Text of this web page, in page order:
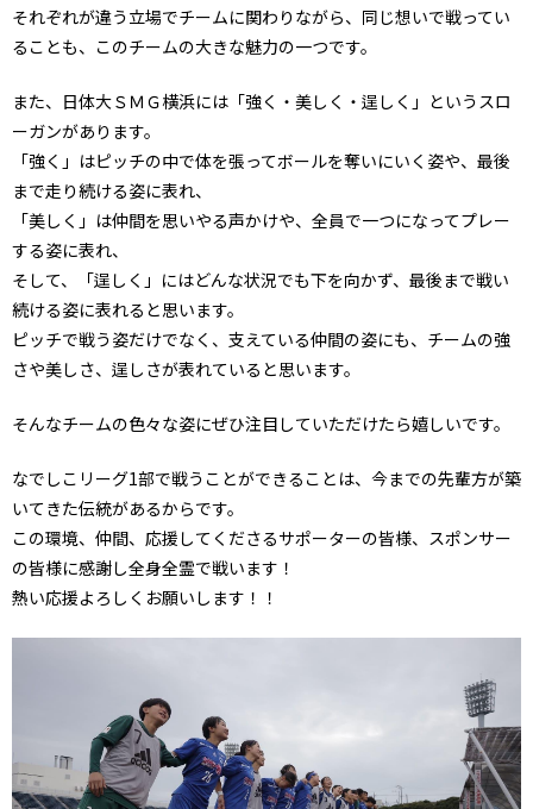
それぞれが違う立場でチームに関わりながら、同じ想いで戦ってい
ることも、このチームの大きな魅力の一つです。
また、日体大ＳＭＧ横浜には「強く・美しく・逞しく」というスロ
ーガンがあります。
「強く」はピッチの中で体を張ってボールを奪いにいく姿や、最後
まで走り続ける姿に表れ、
「美しく」は仲間を思いやる声かけや、全員で一つになってプレー
する姿に表れ、
そして、「逞しく」にはどんな状況でも下を向かず、最後まで戦い
続ける姿に表れると思います。
ピッチで戦う姿だけでなく、支えている仲間の姿にも、チームの強
さや美しさ、逞しさが表れていると思います。
そんなチームの色々な姿にぜひ注目していただけたら嬉しいです。
なでしこリーグ1部で戦うことができることは、今までの先輩方が築
いてきた伝統があるからです。
この環境、仲間、応援してくださるサポーターの皆様、スポンサー
の皆様に感謝し全身全霊で戦います！
熱い応援よろしくお願いします！！